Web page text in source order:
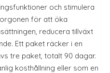
och stimulera
för att öka
reducera tillväxt
Ett paket räcker i en
tre paket, totalt 90 dagar.
kosthållning eller som en